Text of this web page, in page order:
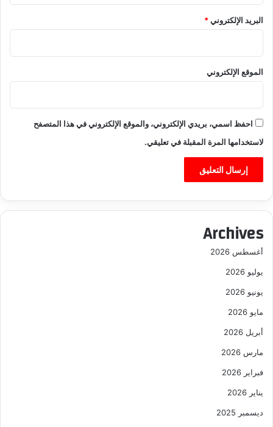
البريد الإلكتروني*
الموقع الإلكتروني
احفظ اسمي، بريدي الإلكتروني، والموقع الإلكتروني في هذا المتصفح
لاستخدامها المرة المقبلة في تعليقي.
Archives
أغسطس 2026
يوليو 2026
يونيو 2026
مايو 2026
أبريل 2026
مارس 2026
فبراير 2026
يناير 2026
ديسمبر 2025